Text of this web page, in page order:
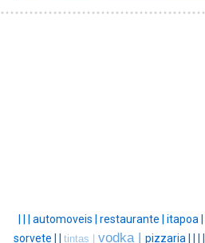
automoveis | restaurante | itapoa |
sorvete |
tintas | vodka | pizzaria |